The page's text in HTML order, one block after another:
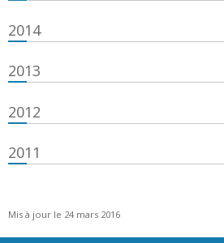
2014
2013
2012
2011
Mis à jour le 24 mars 2016